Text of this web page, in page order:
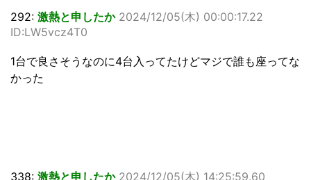
292: 激熱と申したか 2024/12/05(木) 00:00:17.22
ID:LW5vcz4T0
1台で良さそうなのに4台入ってたけどマジで誰も座ってな
かった
338: 激熱と申したか 2024/12/05(木) 14:25:59.60